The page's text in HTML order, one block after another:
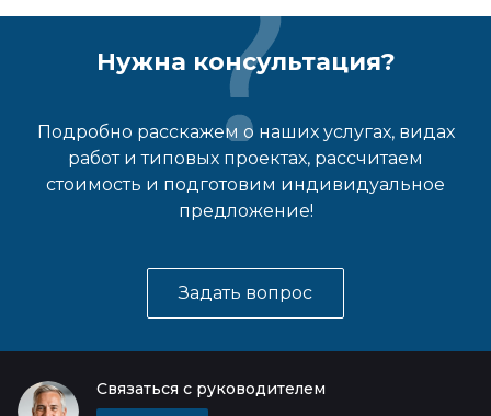
Нужна консультация?
Подробно расскажем о наших услугах, видах
работ и типовых проектах, рассчитаем
стоимость и подготовим индивидуальное
предложение!
Задать вопрос
Связаться с руководителем